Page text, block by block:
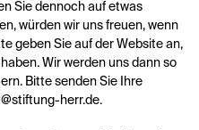
Sie dennoch auf etwas
würden wir uns freuen, wenn
geben Sie auf der Website an,
Wir werden uns dann so
Bitte senden Sie Ihre
stiftung-herr.de.